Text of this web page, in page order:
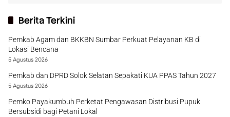
Berita Terkini
Pemkab Agam dan BKKBN Sumbar Perkuat Pelayanan KB di
Lokasi Bencana
5 Agustus 2026
Pemkab dan DPRD Solok Selatan Sepakati KUA PPAS Tahun 2027
5 Agustus 2026
Pemko Payakumbuh Perketat Pengawasan Distribusi Pupuk
Bersubsidi bagi Petani Lokal